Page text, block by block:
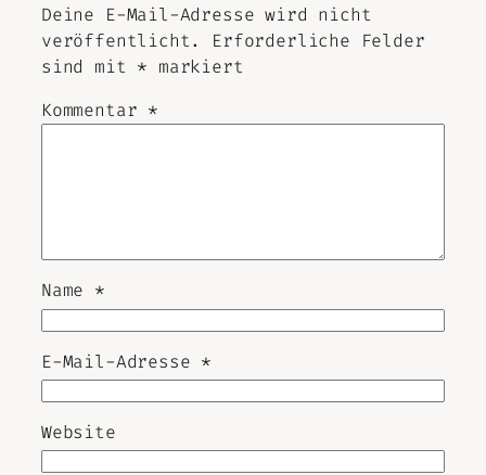
Deine E-Mail-Adresse wird nicht
veröffentlicht.
Erforderliche Felder
sind mit * markiert
Kommentar *
Name *
E-Mail-Adresse *
Website